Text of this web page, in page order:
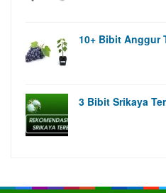
10+ Bibit Anggur
3 Bibit Srikaya